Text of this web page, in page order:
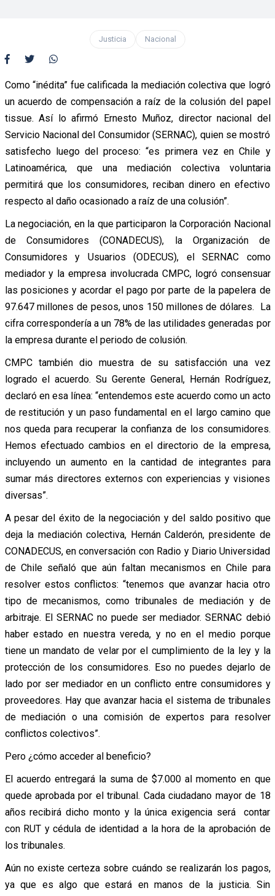
Justicia Nacional
Como “inédita” fue calificada la mediación colectiva que logró
un acuerdo de compensación a raíz de la colusión del papel
tissue. Así lo afirmó Ernesto Muñoz, director nacional del
Servicio Nacional del Consumidor (SERNAC), quien se mostró
satisfecho luego del proceso: “es primera vez en Chile y
Latinoamérica, que una mediación colectiva voluntaria
permitirá que los consumidores, reciban dinero en efectivo
respecto al daño ocasionado a raíz de una colusión”.
La negociación, en la que participaron la Corporación Nacional
de Consumidores (CONADECUS), la Organización de
Consumidores y Usuarios (ODECUS), el SERNAC como
mediador y la empresa involucrada CMPC, logró consensuar
las posiciones y acordar el pago por parte de la papelera de
97.647 millones de pesos, unos 150 millones de dólares. La
cifra correspondería a un 78% de las utilidades generadas por
la empresa durante el periodo de colusión.
CMPC también dio muestra de su satisfacción una vez
logrado el acuerdo. Su Gerente General, Hernán Rodríguez,
declaró en esa línea: “entendemos este acuerdo como un acto
de restitución y un paso fundamental en el largo camino que
nos queda para recuperar la confianza de los consumidores.
Hemos efectuado cambios en el directorio de la empresa,
incluyendo un aumento en la cantidad de integrantes para
sumar más directores externos con experiencias y visiones
diversas”.
A pesar del éxito de la negociación y del saldo positivo que
deja la mediación colectiva, Hernán Calderón, presidente de
CONADECUS, en conversación con Radio y Diario Universidad
de Chile señaló que aún faltan mecanismos en Chile para
resolver estos conflictos: “tenemos que avanzar hacia otro
tipo de mecanismos, como tribunales de mediación y de
arbitraje. El SERNAC no puede ser mediador. SERNAC debió
haber estado en nuestra vereda, y no en el medio porque
tiene un mandato de velar por el cumplimiento de la ley y la
protección de los consumidores. Eso no puedes dejarlo de
lado por ser mediador en un conflicto entre consumidores y
proveedores. Hay que avanzar hacia el sistema de tribunales
de mediación o una comisión de expertos para resolver
conflictos colectivos”.
Pero ¿cómo acceder al beneficio?
El acuerdo entregará la suma de $7.000 al momento en que
quede aprobada por el tribunal. Cada ciudadano mayor de 18
años recibirá dicho monto y la única exigencia será contar
con RUT y cédula de identidad a la hora de la aprobación de
los tribunales.
Aún no existe certeza sobre cuándo se realizarán los pagos,
ya que es algo que estará en manos de la justicia. Sin